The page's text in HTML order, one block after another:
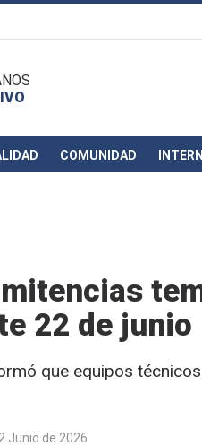
COMUNIDAD
22 de junio
que equipos
Junio de 2026